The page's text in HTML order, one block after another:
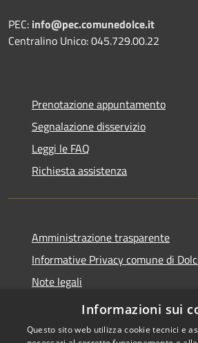
PEC: info@pec.comunedolce.it
Centralino Unico: 045.729.00.22
Prenotazione appuntamento
Segnalazione disservizio
Leggi le FAQ
Richiesta assistenza
Amministrazione trasparente
Informative Privacy comune di
Note legali
Dichiarazione di accessibilità
Informazioni sui
Questo sito web utilizza cookie tecnici e